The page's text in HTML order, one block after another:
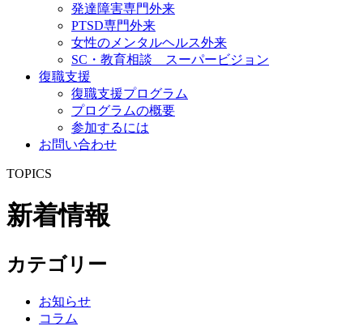
発達障害専門外来
PTSD専門外来
女性のメンタルヘルス外来
SC・教育相談 スーパービジョン
復職支援
復職支援プログラム
プログラムの概要
参加するには
お問い合わせ
TOPICS
新着情報
カテゴリー
お知らせ
コラム